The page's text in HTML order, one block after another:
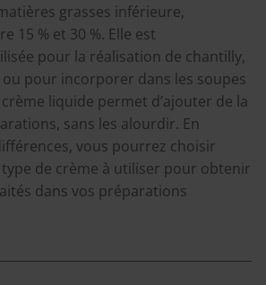
grasses inférieure,
15 % et 30 %. Elle est
pour la réalisation de chantilly,
ou pour incorporer dans les soupes
liquide permet d’ajouter de la
sans les alourdir. En
vous pourrez choisir
de crème à utiliser pour obtenir
dans vos préparations